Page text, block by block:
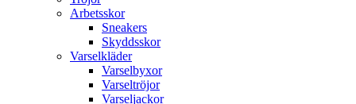
Arbetsskor
Sneakers
Skyddsskor
Varselkläder
Varselbyxor
Varseltröjor
Varseljackor